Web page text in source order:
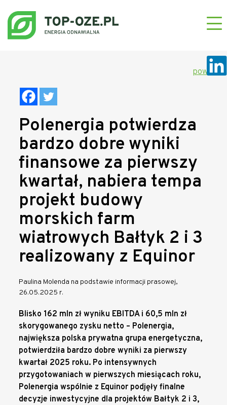
powrót
Polenergia potwierdza
bardzo dobre wyniki
finansowe za pierwszy
kwartał, nabiera tempa
projekt budowy
morskich farm
wiatrowych Bałtyk 2 i 3
realizowany z Equinor
Paulina Molenda na podstawie informacji prasowej,
26.05.2025 r.
Blisko 162 mln zł wyniku EBITDA i 60,5 mln zł
skorygowanego zysku netto – Polenergia,
największa polska prywatna grupa energetyczna,
potwierdziła bardzo dobre wyniki za pierwszy
kwartał 2025 roku. Po intensywnych
przygotowaniach w pierwszych miesiącach roku,
Polenergia wspólnie z Equinor podjęły finalne
decyzje inwestycyjne dla projektów Bałtyk 2 i 3,